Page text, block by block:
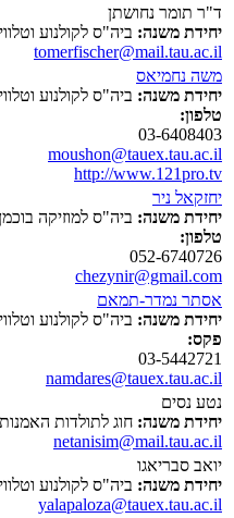
ד"ר תומר נחושתן
יחידת משנה: ביה"ס לקולנוע
tomerfischer@mail.tau.ac.il
משה נחמיאס
יחידת משנה: ביה"ס לקולנוע
טלפון:
03-6408403
moushon@tauex.tau.ac.il
http://www.121pro.tv
יחזקאל ניר
יחידת משנה: ביה"ס למוזיקה
טלפון:
052-6740726
chezynir@gmail.com
אסתר נמדר-תמאם
יחידת משנה: ביה"ס לקולנוע
פקס:
03-5442721
namdares@tauex.tau.ac.il
נטע נסים
יחידת משנה: חוג לתולדות האמנות
netanisim@mail.tau.ac.il
יואב סבריאגו
יחידת משנה: ביה"ס לקולנוע
yalapaloza@tauex.tau.ac.il